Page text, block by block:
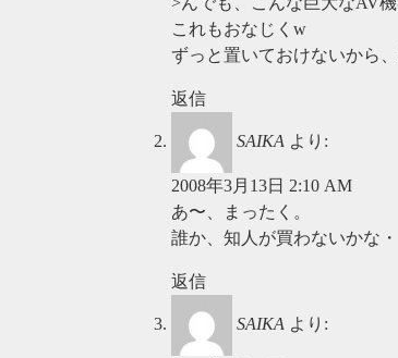
これもおなじくw
ずっと置いておけないから
返信
SAIKA より:
2008年3月13日 2:10 AM
あ〜、まったく。
誰か、知人が買わないかな・
返信
SAIKA より: